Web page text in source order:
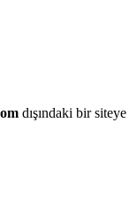
dışındaki bir siteye